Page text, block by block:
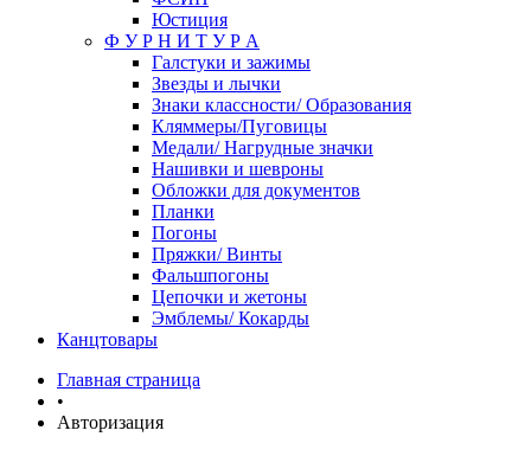
Юстиция
Ф У Р Н И Т У Р А
Галстуки и зажимы
Звезды и лычки
Знаки классности/ Образования
Кляммеры/Пуговицы
Медали/ Нагрудные значки
Нашивки и шевроны
Обложки для документов
Планки
Погоны
Пряжки/ Винты
Фальшпогоны
Цепочки и жетоны
Эмблемы/ Кокарды
Канцтовары
Главная страница
•
Авторизация